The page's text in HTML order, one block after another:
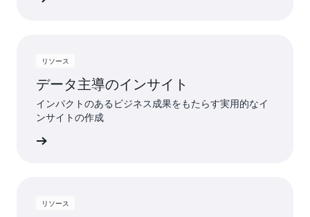
リソース
データ主導のインサイト
インパクトのあるビジネス成果をもたらす実用的なイ
ンサイトの作成
リソース